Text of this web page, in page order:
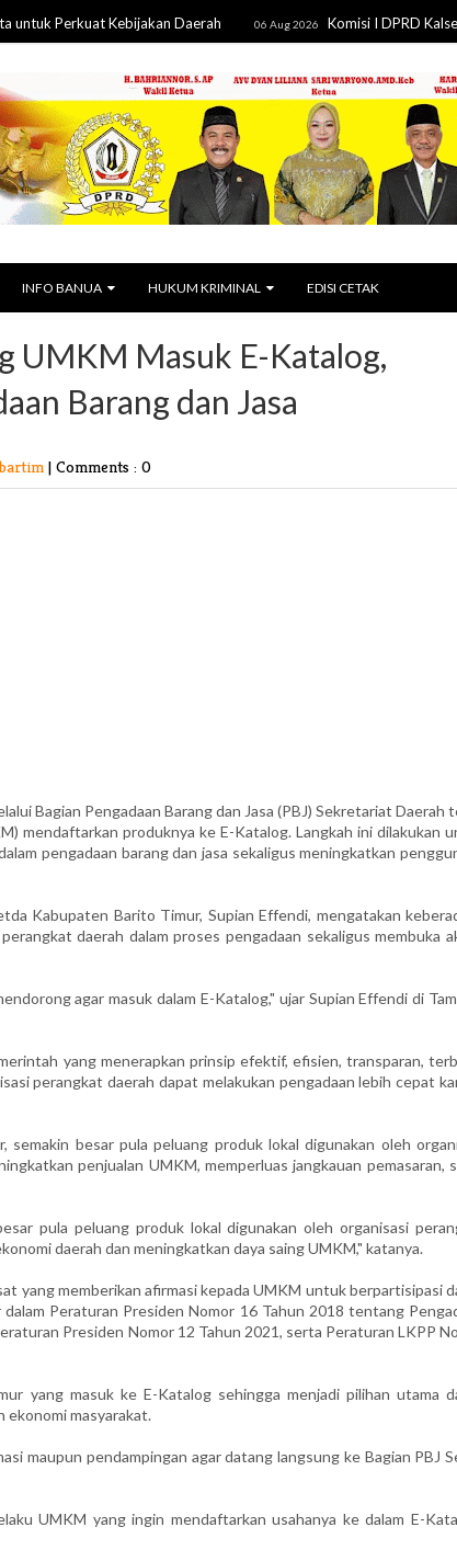
Kebijakan Daerah 06 Aug 2026 Komisi I DPRD Kalsel Kawal
INFO BANUA HUKUM KRIMINAL EDISI CETAK
UMKM Masuk E-Katalog,
Barang dan Jasa
| Comments : 0
Bagian Pengadaan Barang dan Jasa (PBJ) Sekretariat Daerah
mendaftarkan produknya ke E-Katalog. Langkah ini dilakukan
pengadaan barang dan jasa sekaligus meningkatkan
Kabupaten Barito Timur, Supian Effendi, mengatakan
daerah dalam proses pengadaan sekaligus membuka
agar masuk dalam E-Katalog," ujar Supian Effendi di
yang menerapkan prinsip efektif, efisien, transparan,
perangkat daerah dapat melakukan pengadaan lebih cepat
besar pula peluang produk lokal digunakan oleh
penjualan UMKM, memperluas jangkauan pemasaran,
pula peluang produk lokal digunakan oleh organisasi
daerah dan meningkatkan daya saing UMKM," katanya.
yang memberikan afirmasi kepada UMKM untuk berpartisipasi
Peraturan Presiden Nomor 16 Tahun 2018 tentang
Presiden Nomor 12 Tahun 2021, serta Peraturan LKPP
yang masuk ke E-Katalog sehingga menjadi pilihan utama
ekonomi masyarakat.
maupun pendampingan agar datang langsung ke Bagian PBJ
UMKM yang ingin mendaftarkan usahanya ke dalam E-